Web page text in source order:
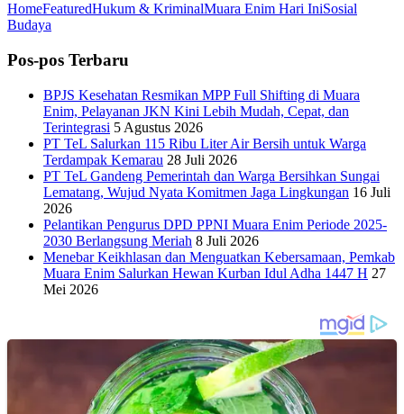
HomeFeaturedHukum & KriminalMuara Enim Hari IniSosial
Budaya
Pos-pos Terbaru
BPJS Kesehatan Resmikan MPP Full Shifting di Muara
Enim, Pelayanan JKN Kini Lebih Mudah, Cepat, dan
Terintegrasi 5 Agustus 2026
PT TeL Salurkan 115 Ribu Liter Air Bersih untuk Warga
Terdampak Kemarau 28 Juli 2026
PT TeL Gandeng Pemerintah dan Warga Bersihkan Sungai
Lematang, Wujud Nyata Komitmen Jaga Lingkungan 16 Juli
2026
Pelantikan Pengurus DPD PPNI Muara Enim Periode 2025-
2030 Berlangsung Meriah 8 Juli 2026
Menebar Keikhlasan dan Menguatkan Kebersamaan, Pemkab
Muara Enim Salurkan Hewan Kurban Idul Adha 1447 H 27
Mei 2026